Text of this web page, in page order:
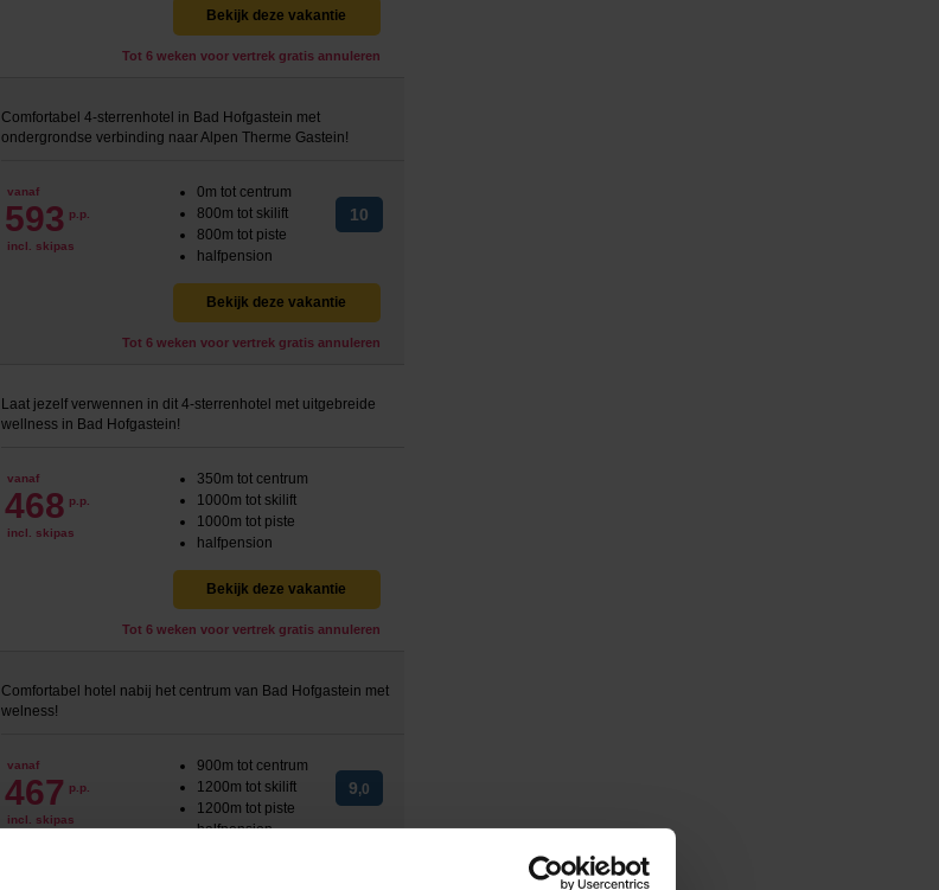
Bekijk deze vakantie
Tot 6 weken voor vertrek gratis annuleren
Comfortabel 4-sterrenhotel in Bad Hofgastein met
ondergrondse verbinding naar Alpen Therme Gastein!
vanaf
593 p.p.
incl. skipas
0m tot centrum
800m tot skilift
800m tot piste
halfpension
10
Bekijk deze vakantie
Tot 6 weken voor vertrek gratis annuleren
Laat jezelf verwennen in dit 4-sterrenhotel met uitgebreide
wellness in Bad Hofgastein!
vanaf
468 p.p.
incl. skipas
350m tot centrum
1000m tot skilift
1000m tot piste
halfpension
Bekijk deze vakantie
Tot 6 weken voor vertrek gratis annuleren
Comfortabel hotel nabij het centrum van Bad Hofgastein met
welness!
vanaf
467 p.p.
incl. skipas
900m tot centrum
1200m tot skilift
1200m tot piste
halfpension
9,0